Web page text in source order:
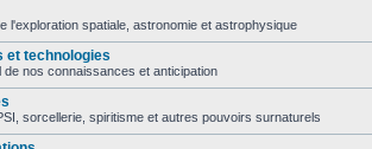
l'exploration spatiale, astronomie et astrophysique
et technologies
de nos connaissances et anticipation
sorcellerie, spiritisme et autres pouvoirs surnaturels